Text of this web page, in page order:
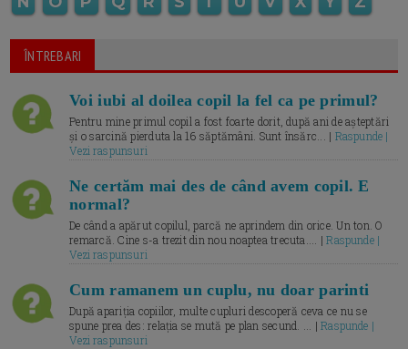
ÎNTREBARI
Voi iubi al doilea copil la fel ca pe primul?
Pentru mine primul copil a fost foarte dorit, după ani de așteptări
și o sarcină pierduta la 16 săptămâni. Sunt însărc... | Raspunde |
Vezi raspunsuri
Ne certăm mai des de când avem copil. E
normal?
De când a apărut copilul, parcă ne aprindem din orice. Un ton. O
remarcă. Cine s-a trezit din nou noaptea trecuta.... |Raspunde |
Vezi raspunsuri
Cum ramanem un cuplu, nu doar parinti
După apariția copiilor, multe cupluri descoperă ceva ce nu se
spune prea des: relația se mută pe plan secund. ... |Raspunde |
Vezi raspunsuri